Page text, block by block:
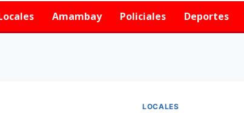
Amambay Policiales Deportes
LOCALES